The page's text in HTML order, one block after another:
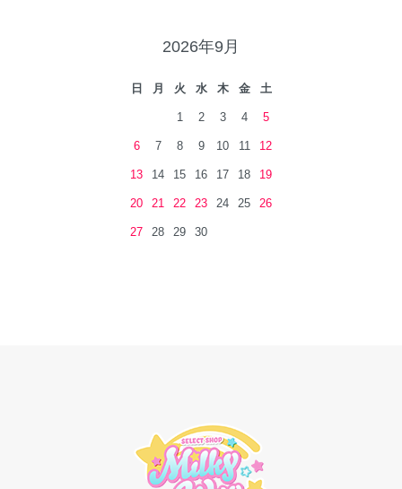
2026年9月
日 月 火 水 木 金 土
1 2 3 4 5
6 7 8 9 10 11 12
13 14 15 16 17 18 19
20 21 22 23 24 25 26
27 28 29 30